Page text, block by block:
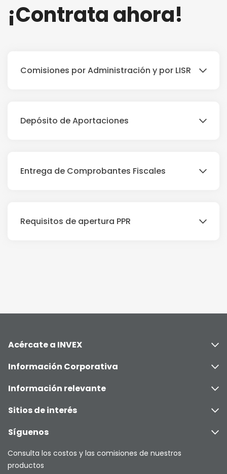
¡Contrata ahora!
Comisiones por Administración y por LISR
Depósito de Aportaciones
Entrega de Comprobantes Fiscales
Requisitos de apertura PPR
Acércate a INVEX
Información Corporativa
Información relevante
Sitios de interés
Síguenos
Consulta los costos y las comisiones de nuestros
productos